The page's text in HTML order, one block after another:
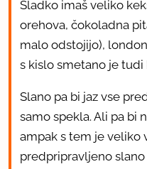
Sladko imaš veliko
orehova, čokoladna
malo odstojijo),
s kislo smetano je tudi
Slano pa bi jaz vse
samo spekla. Ali pa bi
ampak s tem je veliko
predpripravljeno slano